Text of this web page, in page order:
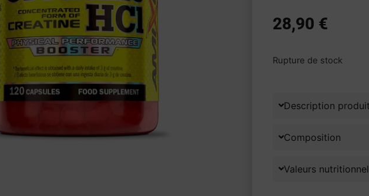
28,90 €
Rupture de stock
Description produit
Composition
Valeurs